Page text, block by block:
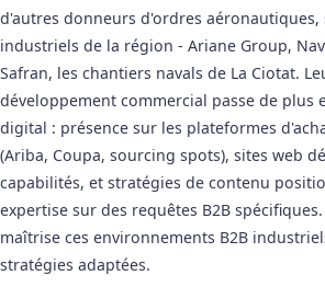
d'autres donneurs d'ordres aéronautiques,
industriels de la région - Ariane Group,
Safran, les chantiers navals de La Ciotat.
développement commercial passe de plus
digital : présence sur les plateformes
(Ariba, Coupa, sourcing spots), sites web
capabilités, et stratégies de contenu
expertise sur des requêtes B2B
maîtrise ces environnements B2B
stratégies adaptées.